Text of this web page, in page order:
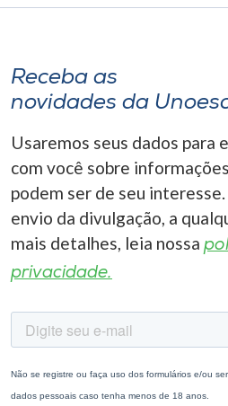
Receba as
novidades da
Usaremos seus dados para
com você sobre
podem ser de seu
envio da divulgação, a
mais detalhes, leia nossa
privacidade.